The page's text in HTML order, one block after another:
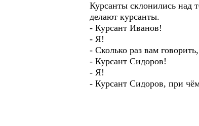
Курсанты склонились над
делают курсанты.
- Курсант Иванов!
- Я!
- Сколько раз вам
- Курсант Сидоров!
- Я!
- Курсант Сидоров, при